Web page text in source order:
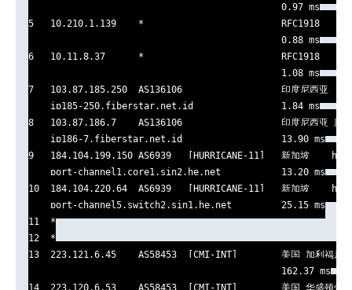
                                              0.97 ms
5   10.210.1.139    *
                                              0.88 ms
6   10.11.8.37      *
                                              1.08 ms
7   103.87.185.250  AS136106                  印度尼西亚
    ip185-250.fiberstar.net.id                1.84 ms
8   103.87.186.7    AS136106                  印度尼西亚 廖
    ip186-7.fiberstar.net.id                  13.90 ms
9   184.104.199.150 AS6939   [HURRICANE-11]   新加坡
    port-channel1.core1.sin2.he.net           13.20 ms
10  184.104.220.64  AS6939   [HURRICANE-11]   新加坡
    port-channel5.switch2.sin1.he.net         25.15 ms
11  *
12  *
13  223.121.6.45    AS58453  [CMI-INT]        美国 加利福尼
                                              162.37 ms
14  223.120.6.53    AS58453  [CMI-INT]        美国 华盛顿州